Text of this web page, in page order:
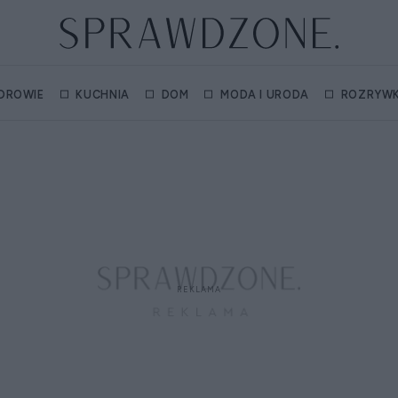
KUCHNIA DOM MODA I URODA